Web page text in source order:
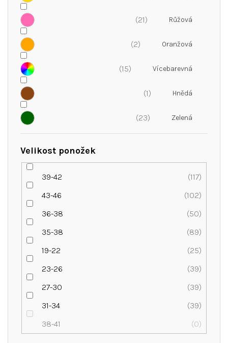
21
2
15
1
23
Velikost ponožek
39-42
117
43-46
102
36-38
50
35-38
89
19-22
25
23-26
39
27-30
39
31-34
39
38-41
0